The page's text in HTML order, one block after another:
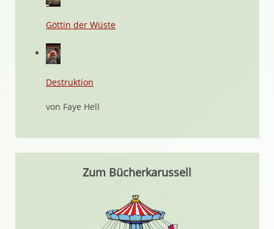
Göttin der Wüste
Destruktion
von Faye Hell
Zum Bücherkarussell